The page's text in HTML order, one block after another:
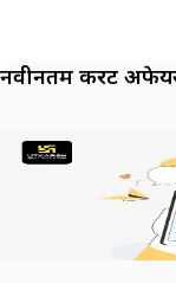
नवीनतम करेंट